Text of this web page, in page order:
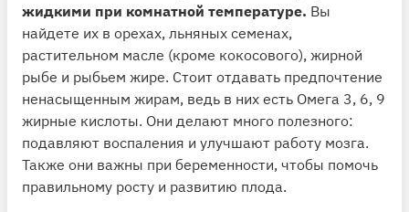
жидкими при комнатной температуре. Вы
найдете их в орехах, льняных семенах,
растительном масле (кроме кокосового), жирной
рыбе и рыбьем жире. Стоит отдавать предпочтение
ненасыщенным жирам, ведь в них есть Омега 3, 6, 9
жирные кислоты. Они делают много полезного:
подавляют воспаления и улучшают работу мозга.
Также они важны при беременности, чтобы помочь
правильному росту и развитию плода.